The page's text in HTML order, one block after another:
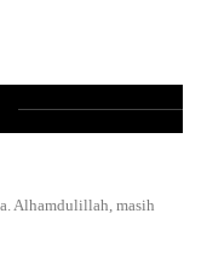
Alhamdulillah, masih